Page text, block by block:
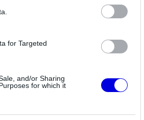
for Targeted
and/or Sharing
for which it